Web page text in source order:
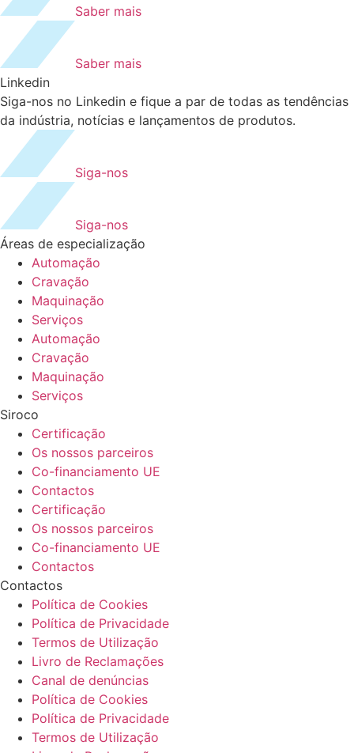
Saber mais
Saber mais
Linkedin
Siga-nos no Linkedin e fique a par de todas as tendências
da indústria, notícias e lançamentos de produtos.
Siga-nos
Siga-nos
Áreas de especialização
Automação
Cravação
Maquinação
Serviços
Automação
Cravação
Maquinação
Serviços
Siroco
Certificação
Os nossos parceiros
Co-financiamento UE
Contactos
Certificação
Os nossos parceiros
Co-financiamento UE
Contactos
Contactos
Política de Cookies
Política de Privacidade
Termos de Utilização
Livro de Reclamações
Canal de denúncias
Política de Cookies
Política de Privacidade
Termos de Utilização